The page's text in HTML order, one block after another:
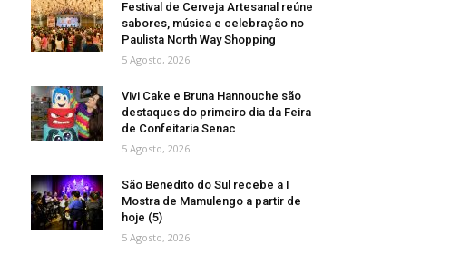
Festival de Cerveja Artesanal reúne
sabores, música e celebração no
Paulista North Way Shopping
5 Agosto, 2026
Vivi Cake e Bruna Hannouche são
destaques do primeiro dia da Feira
de Confeitaria Senac
5 Agosto, 2026
São Benedito do Sul recebe a I
Mostra de Mamulengo a partir de
hoje (5)
5 Agosto, 2026